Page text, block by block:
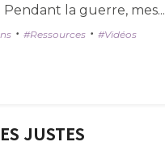
Pendant la guerre, mes...
• Ressources • Vidéos
JUSTES